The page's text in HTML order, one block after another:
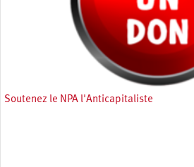
Soutenez le NPA l'Anticapitaliste